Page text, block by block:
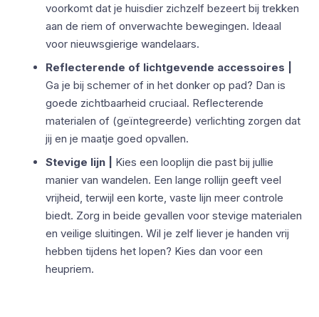
voorkomt dat je huisdier zichzelf bezeert bij trekken
aan de riem of onverwachte bewegingen. Ideaal
voor nieuwsgierige wandelaars.
Reflecterende of lichtgevende accessoires |
Ga je bij schemer of in het donker op pad? Dan is
goede zichtbaarheid cruciaal. Reflecterende
materialen of (geïntegreerde) verlichting zorgen dat
jij en je maatje goed opvallen.
Stevige lijn |
Kies een looplijn die past bij jullie
manier van wandelen. Een lange rollijn geeft veel
vrijheid, terwijl een korte, vaste lijn meer controle
biedt. Zorg in beide gevallen voor stevige materialen
en veilige sluitingen. Wil je zelf liever je handen vrij
hebben tijdens het lopen? Kies dan voor een
heupriem.